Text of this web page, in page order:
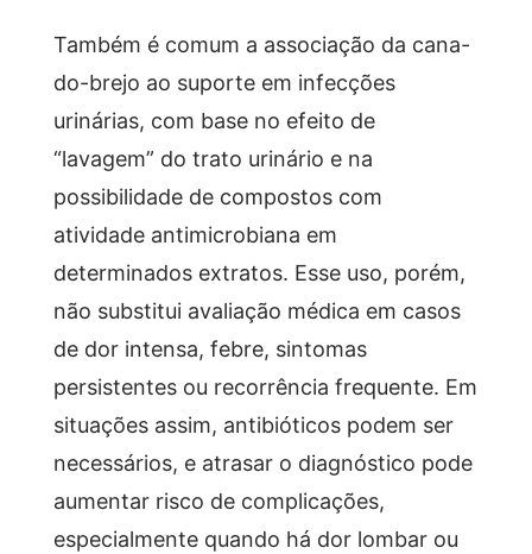
Também é comum a associação da cana-
do-brejo ao suporte em infecções
urinárias, com base no efeito de
“lavagem” do trato urinário e na
possibilidade de compostos com
atividade antimicrobiana em
determinados extratos. Esse uso, porém,
não substitui avaliação médica em casos
de dor intensa, febre, sintomas
persistentes ou recorrência frequente. Em
situações assim, antibióticos podem ser
necessários, e atrasar o diagnóstico pode
aumentar risco de complicações,
especialmente quando há dor lombar ou